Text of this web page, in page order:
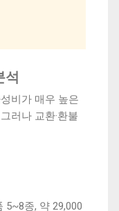
석
비가 매우 높은
러나 교환·환불
5~8종, 약 29,000